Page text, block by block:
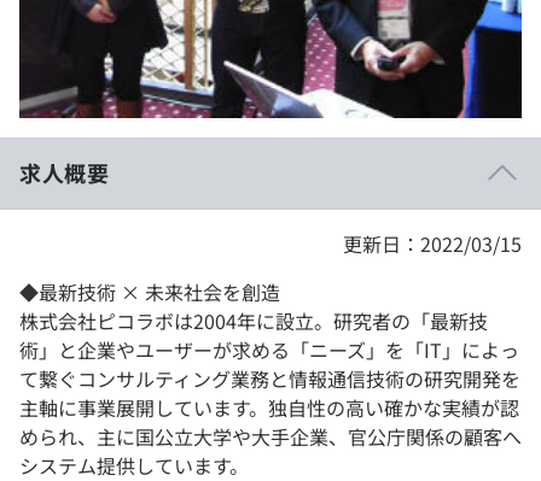
契約内容・クーポン
求人概要
更新日：2022/03/15
◆最新技術 × 未来社会を創造
株式会社ピコラボは2004年に設立。研究者の「最新技
術」と企業やユーザーが求める「ニーズ」を「IT」によっ
て繋ぐコンサルティング業務と情報通信技術の研究開発を
主軸に事業展開しています。独自性の高い確かな実績が認
められ、主に国公立大学や大手企業、官公庁関係の顧客へ
システム提供しています。